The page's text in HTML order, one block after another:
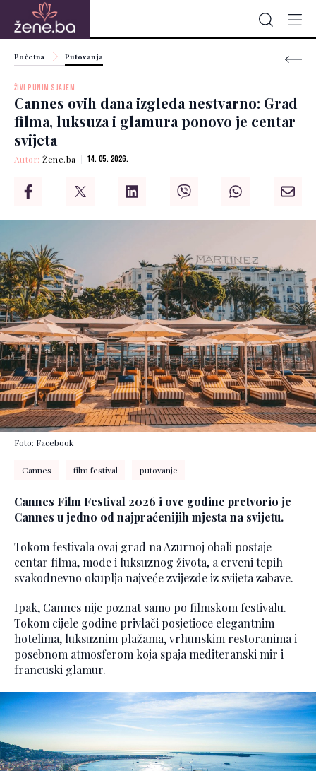
Početna Putovanja
ŽIVI PUNIM SJAJEM
Cannes ovih dana izgleda nestvarno: Grad
filma, luksuza i glamura ponovo je centar
svijeta
Autor:Žene.ba 14. 05. 2026.
Foto: Facebook
Cannes film festival putovanje
Cannes Film Festival 2026 i ove godine pretvorio je
Cannes u jedno od najpraćenijih mjesta na svijetu.
Tokom festivala ovaj grad na Azurnoj obali postaje
centar filma, mode i luksuznog života, a crveni tepih
svakodnevno okuplja najveće zvijezde iz svijeta zabave.
Ipak, Cannes nije poznat samo po filmskom festivalu.
Tokom cijele godine privlači posjetioce elegantnim
hotelima, luksuznim plažama, vrhunskim restoranima i
posebnom atmosferom koja spaja mediteranski mir i
francuski glamur.